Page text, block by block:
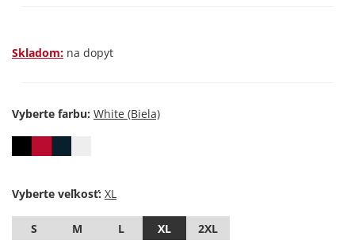
Skladom: na dopyt
Vyberte farbu:
Vyberte veľkosť:
S M L XL 2XL